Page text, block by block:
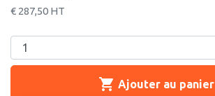
€ 287,50 HT
shopping_cart Ajouter au panier